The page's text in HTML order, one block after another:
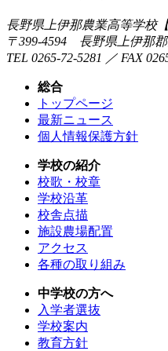
長野県上伊那農業高等学校
〒399-4594 長野県上伊那
TEL 0265-72-5281 ／ FAX
総合
トップページ
最新ニュース
個人情報保護方針
学校の紹介
校歌・校章
学校沿革
校舎点描
施設農場配置
アクセス
各種の取り組み
中学校の方へ
入学者選抜
学校案内
教育方針